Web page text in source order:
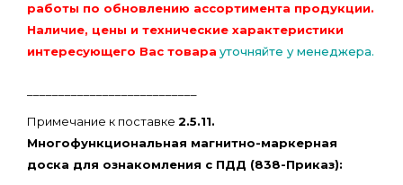
работы по обновлению ассортимента продукции.
Наличие, цены и технические характеристики
интересующего Вас товара уточняйте у менеджера.
Примечание к поставке 2.5.11.
Многофункциональная магнитно-маркерная
доска для ознакомления с ПДД (838-Приказ):